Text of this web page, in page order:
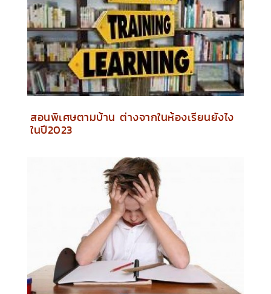
สอนพิเศษตามบ้าน ต่างจากในห้องเรียนยังไง
ในปี2023